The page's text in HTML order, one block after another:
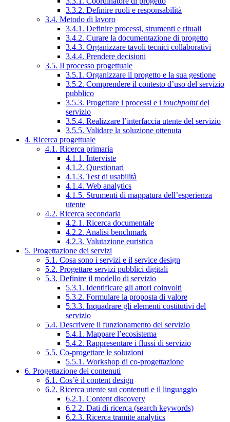
3.3.2. Definire ruoli e responsabilità
3.4. Metodo di lavoro
3.4.1. Definire processi, strumenti e rituali
3.4.2. Curare la documentazione di progetto
3.4.3. Organizzare tavoli tecnici collaborativi
3.4.4. Prendere decisioni
3.5. Il processo progettuale
3.5.1. Organizzare il progetto e la sua gestione
3.5.2. Comprendere il contesto d’uso del servizio
pubblico
3.5.3. Progettare i processi e i touchpointdel
servizio
3.5.4. Realizzare l’interfaccia utente del servizio
3.5.5. Validare la soluzione ottenuta
4. Ricerca progettuale
4.1. Ricerca primaria
4.1.1. Interviste
4.1.2. Questionari
4.1.3. Test di usabilità
4.1.4. Web analytics
4.1.5. Strumenti di mappatura dell’esperienza
utente
4.2. Ricerca secondaria
4.2.1. Ricerca documentale
4.2.2. Analisi benchmark
4.2.3. Valutazione euristica
5. Progettazione dei servizi
5.1. Cosa sono i servizi e il service design
5.2. Progettare servizi pubblici digitali
5.3. Definire il modello di servizio
5.3.1. Identificare gli attori coinvolti
5.3.2. Formulare la proposta di valore
5.3.3. Inquadrare gli elementi costitutivi del
servizio
5.4. Descrivere il funzionamento del servizio
5.4.1. Mappare l’ecosistema
5.4.2. Rappresentare i flussi di servizio
5.5. Co-progettare le soluzioni
5.5.1. Workshop di co-progettazione
6. Progettazione dei contenuti
6.1. Cos’è il content design
6.2. Ricerca utente sui contenuti e il linguaggio
6.2.1. Content discovery
6.2.2. Dati di ricerca (search keywords)
6.2.3. Ricerca tramite analytics